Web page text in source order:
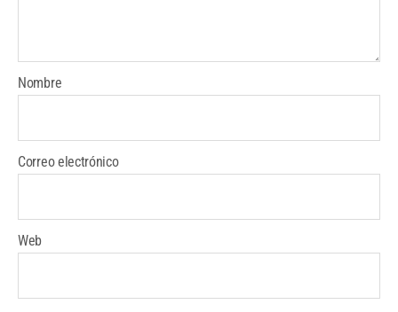
Nombre
Correo electrónico
Web